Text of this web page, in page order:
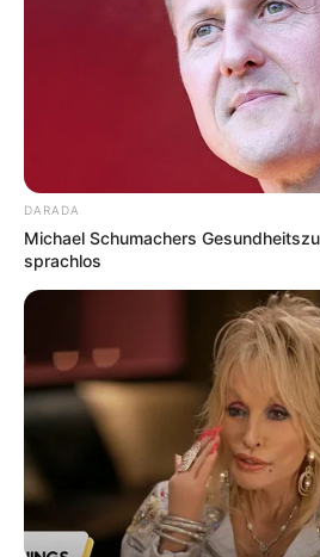
DARADA
Michael Schumachers
sprachlos